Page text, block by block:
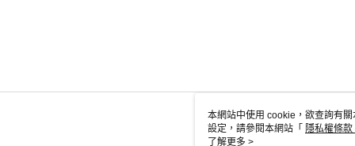
本網站中使用 cookie，欲查詢有
設定，請參閱本網站「 隱私權條款
使用 cookie。
了解更多 >